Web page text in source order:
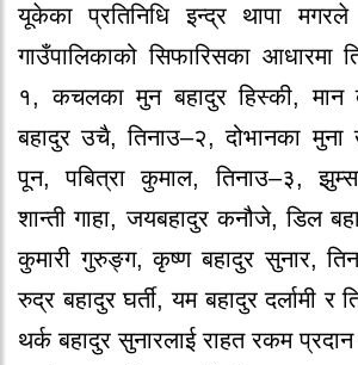
यूकेका प्रतिनिधि इन्द्र थापा
गाउँपालिकाको सिफारिसका आधारमा
१, कचलका मुन बहादुर हिस्की, मान
बहादुर उचै, तिनाउ–२, दोभानका मुना
पून, पबित्रा कुमाल, तिनाउ–३,
शान्ती गाहा, जयबहादुर कनौजे, डिल
कुमारी गुरुङ्ग, कृष्ण बहादुर सुनार,
रुद्र बहादुर घर्ती, यम बहादुर दर्लामी र
थर्क बहादुर सुनारलाई राहत रकम